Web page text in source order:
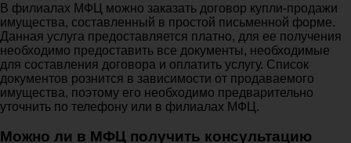
В филиалах МФЦ можно заказать договор купли-продажи
имущества, составленный в простой письменной форме.
Данная услуга предоставляется платно, для ее получения
необходимо предоставить все документы, необходимые
для составления договора и оплатить услугу. Список
документов рознится в зависимости от продаваемого
имущества, поэтому его необходимо предварительно
уточнить по телефону или в филиалах МФЦ.
Можно ли в МФЦ получить консультацию